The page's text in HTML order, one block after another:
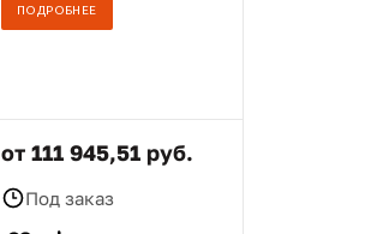
ПОДРОБНЕЕ
от 111 945,51 руб.
Под заказ